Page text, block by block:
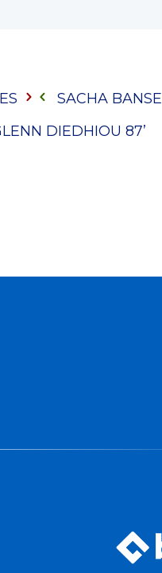
SACHA BANSE
DIEDHIOU 87’